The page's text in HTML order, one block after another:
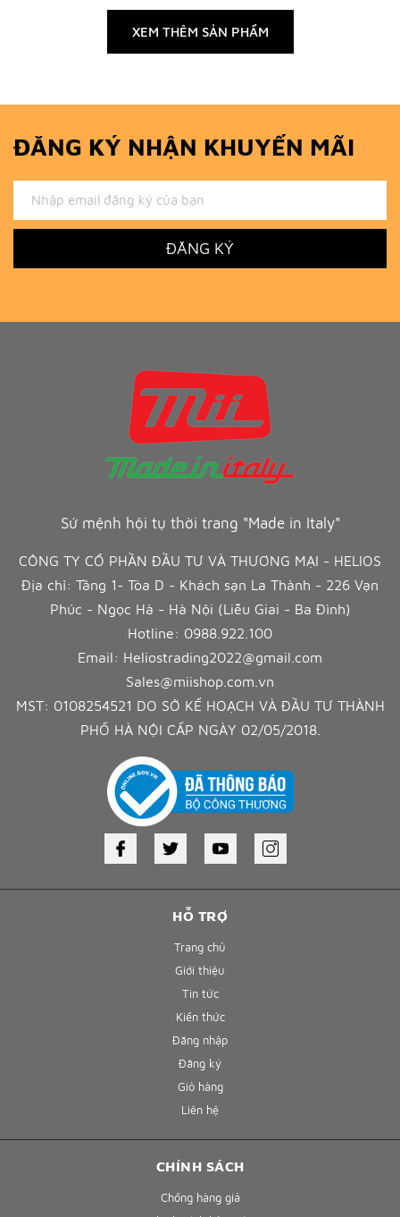
XEM THÊM SẢN PHẨM
ĐĂNG KÝ NHẬN KHUYẾN MÃI
ĐĂNG KÝ
HỖ TRỢ
Trang chủ
Giới thiệu
Tin tức
Kiến thức
Đăng nhập
Đăng ký
Giỏ hàng
Liên hệ
Sứ mệnh hội tụ thời trang "Made in Italy"
CÔNG TY CỔ PHẦN ĐẦU TƯ VÀ THƯƠNG MẠI - HELIOS
Địa chỉ: Tầng 1- Tòa D - Khách sạn La Thành - 226 Vạn
Phúc - Ngọc Hà - Hà Nội (Liễu Giai - Ba Đình)
Hotline: 0988.922.100
Email: Heliostrading2022@gmail.com
Sales@miishop.com.vn
MST: 0108254521 DO SỞ KẾ HOẠCH VÀ ĐẦU TƯ THÀNH
PHỐ HÀ NỘI CẤP NGÀY 02/05/2018.
CHÍNH SÁCH
Chống hàng giả